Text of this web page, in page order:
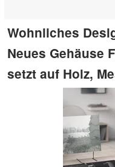
Wohnliches
Neues Gehäuse
setzt auf Holz,